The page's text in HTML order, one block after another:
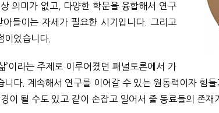
의미가 없고, 다양한 학문을 융합해서 연구
들이는 자세가 필요한 시기입니다. 그리고
이었습니다.
’이라는 주제로 이루어졌던 패널토론에서 가
다. 계속해서 연구를 이어갈 수 있는 원동력이자 힘
이 될 수도 있고 같이 손잡고 일어서 줄 동료들의 존재